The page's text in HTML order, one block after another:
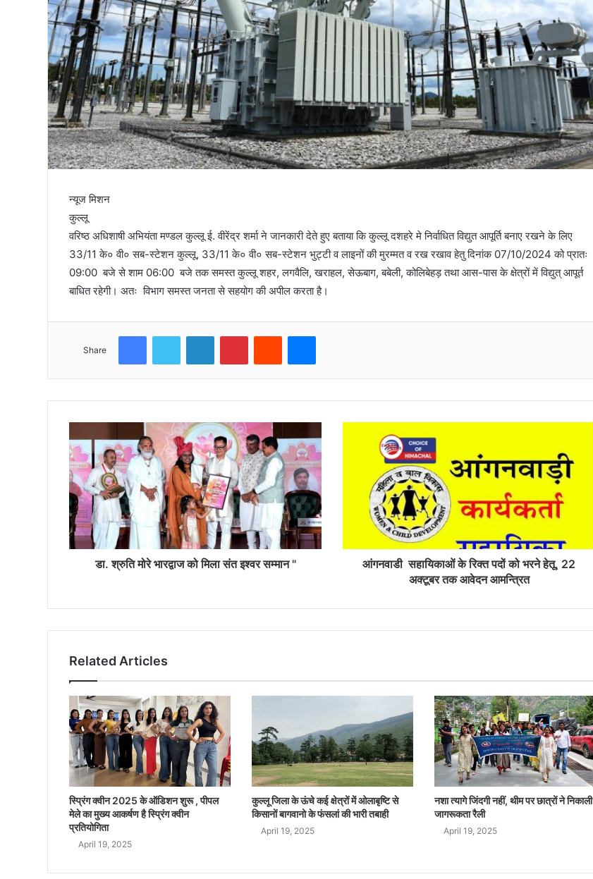
तिरंगा
न्यूज मिशन
कुल्लू
वरिष्ठ अधिशाषी अभियंता मण्डल कुल्लू ई. वीरेंद्र शर्मा ने जानकारी देते हुए बताया कि कुल्लू दशहरे मे निर्वाधित विद्युत आपूर्ति बनाए रखने के लिए
33/11 के० वी० सब-स्टेशन कुल्लू, 33/11 के० वी० सब-स्टेशन भुट्टी व लाइनों की मुरम्मत व रख रखाव हेतु दिनांक 07/10/2024 को प्रातः
09:00 बजे से शाम 06:00 बजे तक समस्त कुल्लू शहर, लगवैलि, खराहल, सेऊबाग, बबेली, कोलिबेहड़ तथा आस-पास के क्षेत्रों में विद्युत् आपूर्त
बाधित रहेगी। अतः विभाग समस्त जनता से सहयोग की अपील करता है।
Share
डा. श्रुति मोरे भारद्वाज को मिला संत इश्वर सम्मान "
आंगनवाडी सहायिकाओं के रिक्त पदों को भरने हेतू, 22
अक्टूबर तक आवेदन आमन्त्रित
Related Articles
स्प्रिंग क्वीन 2025 के ऑडिशन शुरू , पीपल
मेले का मुख्य आकर्षण है स्प्रिंग क्वीन
प्रतियोगिता
April 19, 2025
कुल्लू जिला के ऊंचे कई क्षेत्रों में ओलाबृष्टि से
किसानों बागवानो के फंसलां की भारी तबाही
April 19, 2025
नशा त्यागे जिंदगी नहीं, थीम पर छात्रों ने निकाली
जागरूकता रैली
April 19, 2025